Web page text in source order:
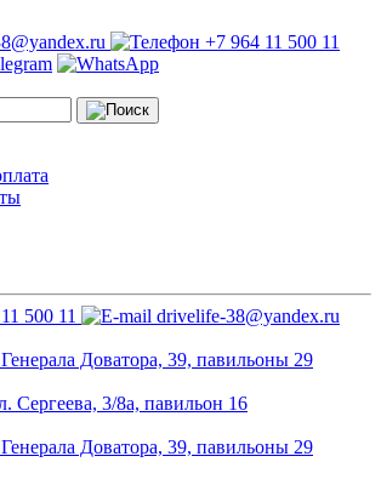
+7 964 11 500 11
500 11 drivelife-38@yandex.ru
Доватора, 39, павильоны 29
Сергеева, 3/8а, павильон 16
Доватора, 39, павильоны 29